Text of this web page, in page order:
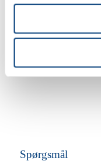
Spørgsmål